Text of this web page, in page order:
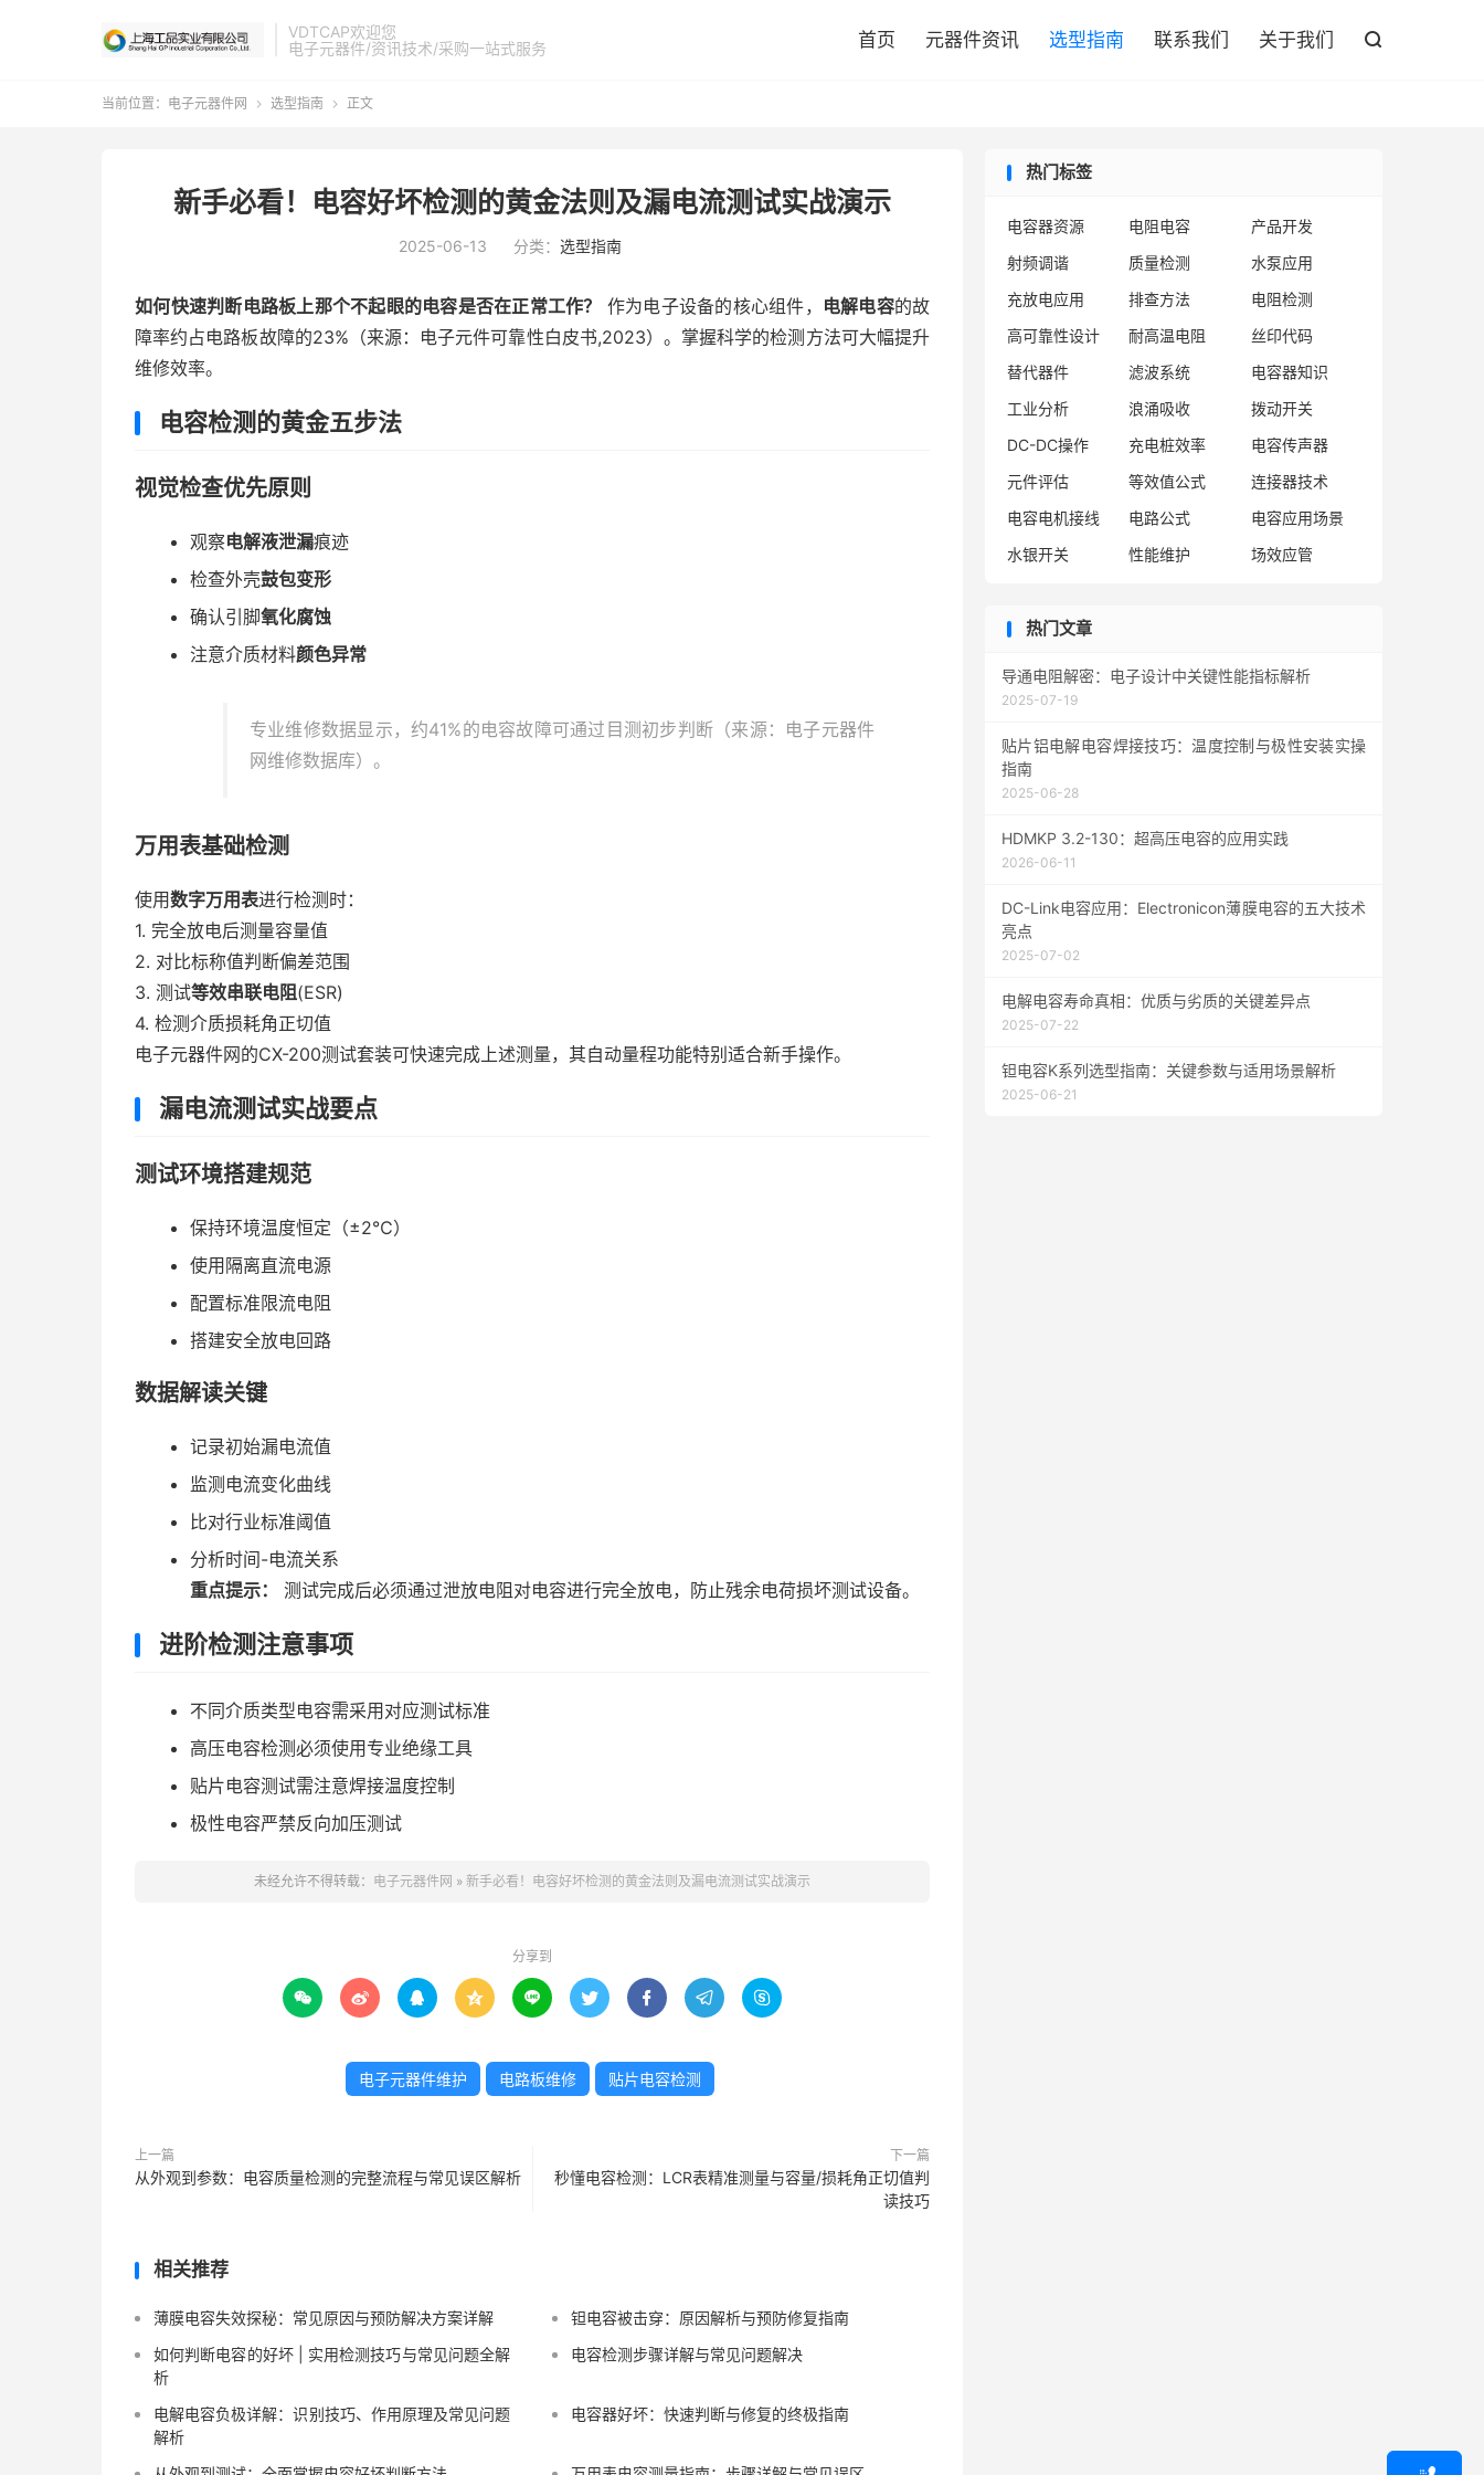
VDTCAP欢迎您
电子元器件/资讯技术/采购一站式服务
首页 元器件资讯 选型指南 联系我们 关于我们 
当前位置： 电子元器件网  选型指南  正文
新手必看！电容好坏检测的黄金法则及漏电流测试实战演示
2025-06-13 分类： 选型指南
如何快速判断电路板上那个不起眼的电容是否在正常工作？ 作为电子设备的核心组件， 电解电容的故
障率约占电路板故障的23%（来源：电子元件可靠性白皮书,2023）。掌握科学的检测方法可大幅提升
维修效率。
电容检测的黄金五步法
视觉检查优先原则
观察电解液泄漏痕迹
检查外壳鼓包变形
确认引脚氧化腐蚀
注意介质材料颜色异常
专业维修数据显示，约41%的电容故障可通过目测初步判断（来源：电子元器件
网维修数据库）。
万用表基础检测
使用数字万用表进行检测时：
1. 完全放电后测量容量值
2. 对比标称值判断偏差范围
3. 测试等效串联电阻(ESR)
4. 检测介质损耗角正切值
电子元器件网的CX-200测试套装可快速完成上述测量，其自动量程功能特别适合新手操作。
漏电流测试实战要点
测试环境搭建规范
保持环境温度恒定（±2℃）
使用隔离直流电源
配置标准限流电阻
搭建安全放电回路
数据解读关键
记录初始漏电流值
监测电流变化曲线
比对行业标准阈值
分析时间-电流关系
重点提示：
测试完成后必须通过泄放电阻对电容进行完全放电，防止残余电荷损坏测试设备。
进阶检测注意事项
不同介质类型电容需采用对应测试标准
高压电容检测必须使用专业绝缘工具
贴片电容测试需注意焊接温度控制
极性电容严禁反向加压测试
未经允许不得转载： 电子元器件网 » 新手必看！电容好坏检测的黄金法则及漏电流测试实战演示
分享到
        
电子元器件维护 电路板维修 贴片电容检测
上一篇
从外观到参数：电容质量检测的完整流程与常见误区解析
下一篇
秒懂电容检测：LCR表精准测量与容量/损耗角正切值判
读技巧
相关推荐
薄膜电容失效探秘：常见原因与预防解决方案详解
钽电容被击穿：原因解析与预防修复指南
如何判断电容的好坏 | 实用检测技巧与常见问题全解
析
电容检测步骤详解与常见问题解决
电解电容负极详解：识别技巧、作用原理及常见问题
解析
电容器好坏：快速判断与修复的终极指南
热门标签
电容器资源 电阻电容
产品开发
射频调谐
质量检测
水泵应用
充放电应用
排查方法
电阻检测
高可靠性设计
耐高温电阻
丝印代码
替代器件
滤波系统
电容器知识
工业分析
浪涌吸收
拨动开关
DC-DC操作
充电桩效率
电容传声器
元件评估
等效值公式
连接器技术
电容电机接线
电路公式
电容应用场景
水银开关
性能维护 场效应管
热门文章
导通电阻解密：电子设计中关键性能指标解析
2025-07-19
贴片铝电解电容焊接技巧：温度控制与极性安装实操
指南
2025-06-28
HDMKP 3.2-130：超高压电容的应用实践
2026-06-11
DC-Link电容应用：Electronicon薄膜电容的五大技术
亮点
2025-07-02
电解电容寿命真相：优质与劣质的关键差异点
2025-07-22
钽电容K系列选型指南：关键参数与适用场景解析
2025-06-21